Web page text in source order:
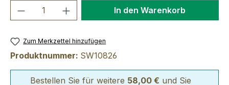
Produkt Anzahl: Gib denIn den Warenkorb
Zum Merkzettel hinzufügen
Produktnummer: SW10826
Bestellen Sie für weitere 58,00 € und Sie